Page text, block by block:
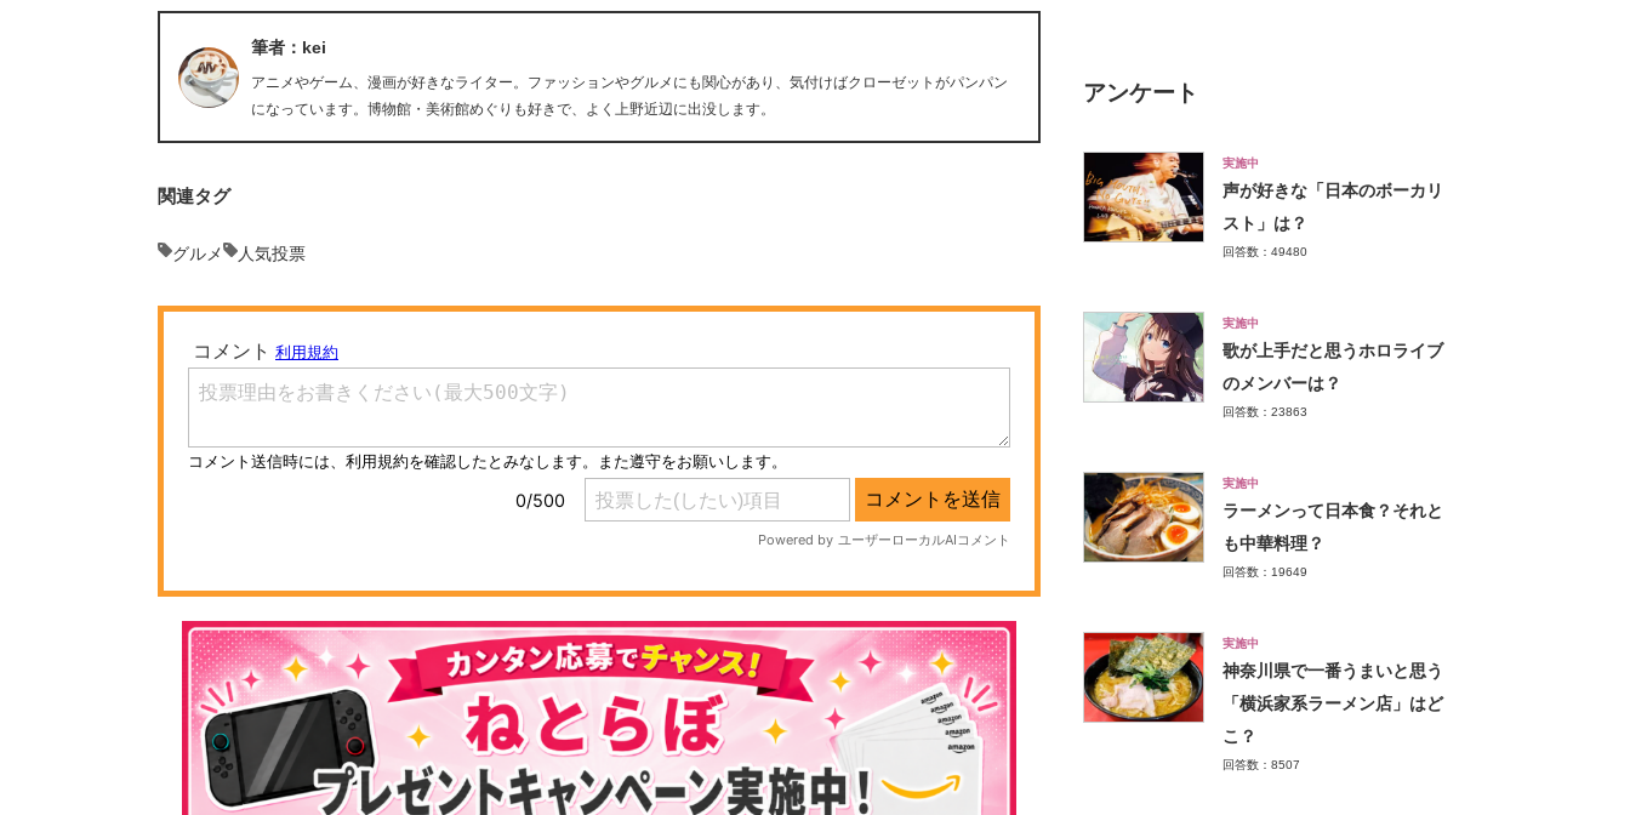
筆者：kei
アニメやゲーム、漫画が好きなライター。ファッションやグルメにも関心があり、気付けばクローゼットがパンパン
になっています。博物館・美術館めぐりも好きで、よく上野近辺に出没します。
関連タグ
グルメ 人気投票
アンケート
実施中
声が好きな「日本のボーカリ
スト」は？
回答数：49480
実施中
歌が上手だと思うホロライブ
のメンバーは？
回答数：23863
実施中
ラーメンって日本食？それと
も中華料理？
回答数：19649
実施中
神奈川県で一番うまいと思う
「横浜家系ラーメン店」はど
こ？
回答数：8507